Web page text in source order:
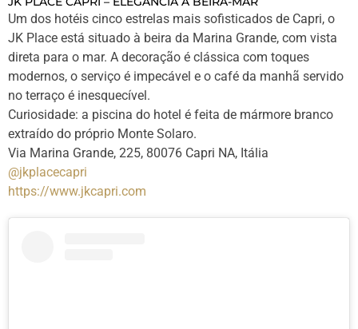
Um dos hotéis cinco estrelas mais sofisticados de Capri, o
JK Place está situado à beira da Marina Grande, com vista
direta para o mar. A decoração é clássica com toques
modernos, o serviço é impecável e o café da manhã servido
no terraço é inesquecível.
Curiosidade: a piscina do hotel é feita de mármore branco
extraído do próprio Monte Solaro.
Via Marina Grande, 225, 80076 Capri NA, Itália
@jkplacecapri
https://www.jkcapri.com